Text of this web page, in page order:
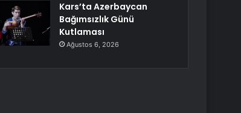
Kars’ta Azerbaycan
Bağımsızlık Günü
Kutlaması
Ağustos 6, 2026